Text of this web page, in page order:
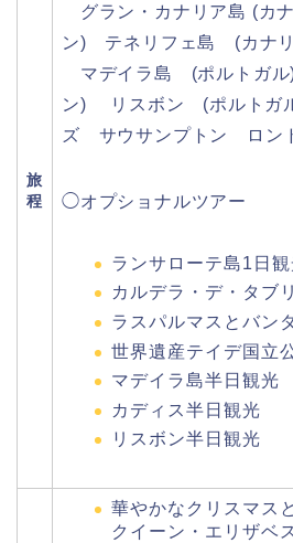
旅
程
グラン・カナリア島 (カ
ン) テネリフェ島 (カナリ
マデイラ島 (ポルトガル
ン) リスボン (ポルトガ
ズ サウサンプトン ロン
◯オプショナルツアー
ランサローテ島1日観
カルデラ・デ・タブ
ラスパルマスとバン
世界遺産テイデ国立
マデイラ島半日観光
カディス半日観光
リスボン半日観光
華やかなクリスマス
クイーン・エリザベ